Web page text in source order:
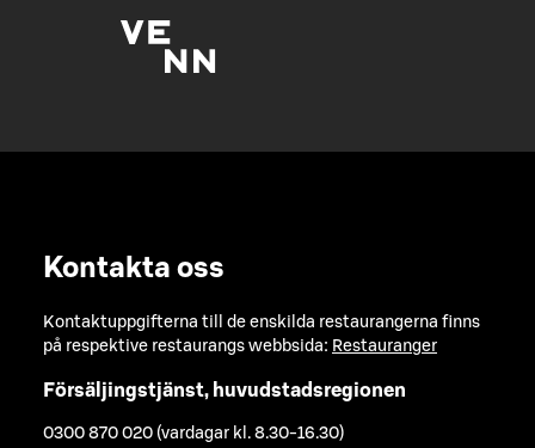
Kontakta oss
Kontaktuppgifterna till de enskilda restaurangerna finns
på respektive restaurangs webbsida: Restauranger
Försäljingstjänst, huvudstadsregionen
0300 870 020 (vardagar kl. 8.30-16.30)